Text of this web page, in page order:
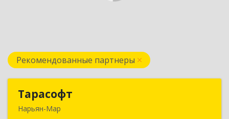
Рекомендованные партнеры
Тарасофт
Нарьян-Мар